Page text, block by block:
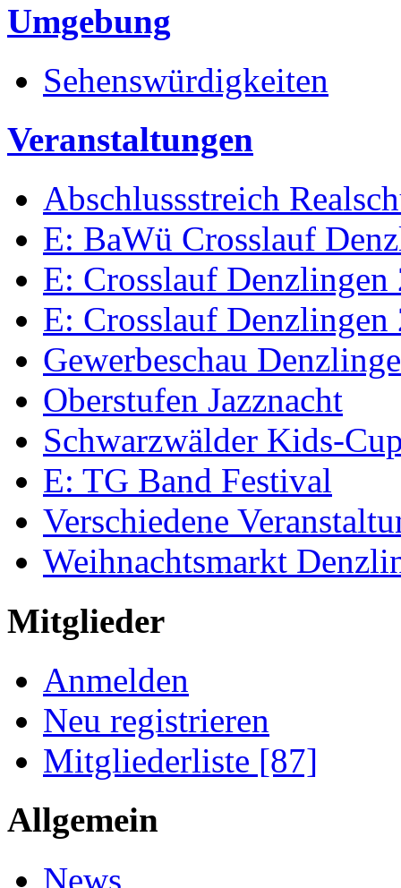
Umgebung
Sehenswürdigkeiten
Veranstaltungen
Abschlussstreich
E: BaWü Crosslauf
E: Crosslauf Denzlingen
E: Crosslauf Denzlingen
Gewerbeschau
Oberstufen Jazznacht
Schwarzwälder Kids-
E: TG Band Festival
Verschiedene
Weihnachtsmarkt
Mitglieder
Anmelden
Neu registrieren
Mitgliederliste [87]
Allgemein
News